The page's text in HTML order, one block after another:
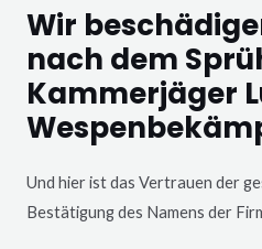
Wir
nach dem
Kammerjäger
Und hier ist das Vertrauen der
Bestätigung des Namens der